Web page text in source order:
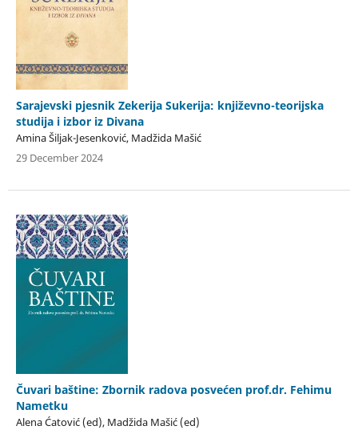
Sarajevski pjesnik Zekerija Sukerija: književno-teorijska
studija i izbor iz Divana
Amina Šiljak-Jesenković, Madžida Mašić
29 December 2024
Čuvari baštine: Zbornik radova posvećen prof.dr. Fehimu
Nametku
Alena Ćatović (ed), Madžida Mašić (ed)